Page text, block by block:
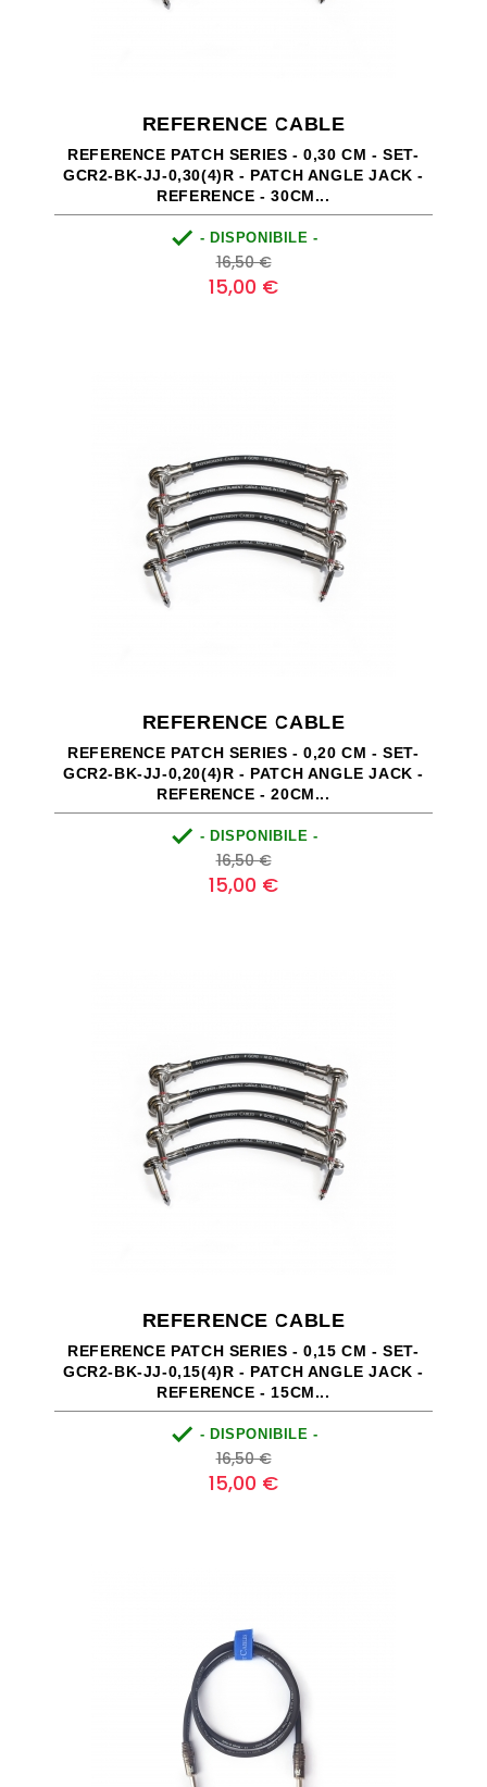
REFERENCE CABLE
REFERENCE PATCH SERIES - 0,30 CM - SET-
GCR2-BK-JJ-0,30(4)R - PATCH ANGLE JACK -
REFERENCE - 30CM...
 - DISPONIBILE -
Prezzo
base
16,50 €Prezzo
15,00 €
REFERENCE CABLE
REFERENCE PATCH SERIES - 0,20 CM - SET-
GCR2-BK-JJ-0,20(4)R - PATCH ANGLE JACK -
REFERENCE - 20CM...
 - DISPONIBILE -
Prezzo
base
16,50 €Prezzo
15,00 €
REFERENCE CABLE
REFERENCE PATCH SERIES - 0,15 CM - SET-
GCR2-BK-JJ-0,15(4)R - PATCH ANGLE JACK -
REFERENCE - 15CM...
 - DISPONIBILE -
Prezzo
base
16,50 €Prezzo
15,00 €